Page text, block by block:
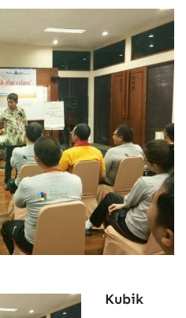
Kubik